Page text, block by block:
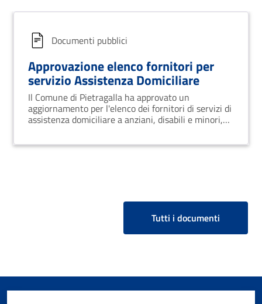
Documenti pubblici
Approvazione elenco fornitori per
servizio Assistenza Domiciliare
Il Comune di Pietragalla ha approvato un
aggiornamento per l'elenco dei fornitori di servizi di
assistenza domiciliare a anziani, disabili e minori,
Tutti i documenti